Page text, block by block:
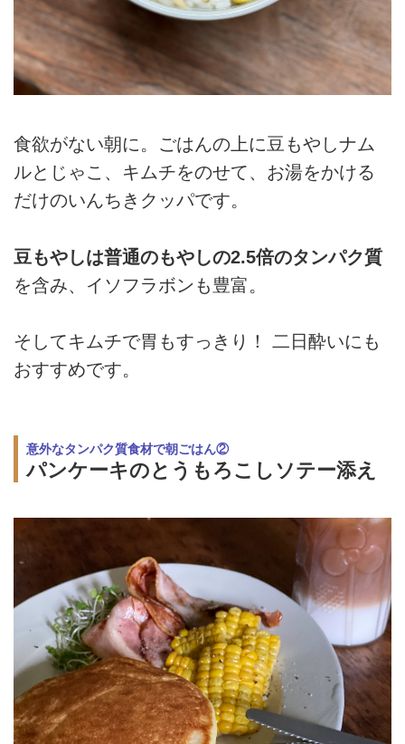
食欲がない朝に。ごはんの上に豆もやしナム
ルとじゃこ、キムチをのせて、お湯をかける
だけのいんちきクッパです。
豆もやしは普通のもやしの2.5倍のタンパク質
を含み、イソフラボンも豊富。
そしてキムチで胃もすっきり！ 二日酔いにも
おすすめです。
意外なタンパク質食材で朝ごはん②
パンケーキのとうもろこしソテー添え